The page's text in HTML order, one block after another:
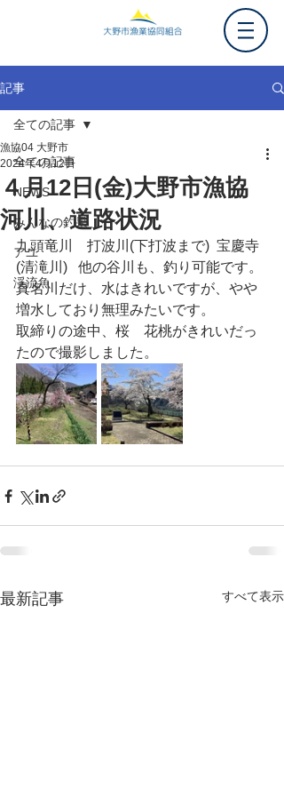
記事
全ての記事
NEWS
みんなの釣果
アユ
渓流魚
全ての記事
４月12日(金)大野市漁協
河川、道路状況
漁協04 大野市
2024年4月12日
九頭竜川　打波川(下打波まで)  宝慶寺
(清滝川)   他の谷川も、釣り可能です。
真名川だけ、水はきれいですが、やや
増水しており無理みたいです。
取締りの途中、桜　花桃がきれいだっ
たので撮影しました。
最新記事 すべて表示